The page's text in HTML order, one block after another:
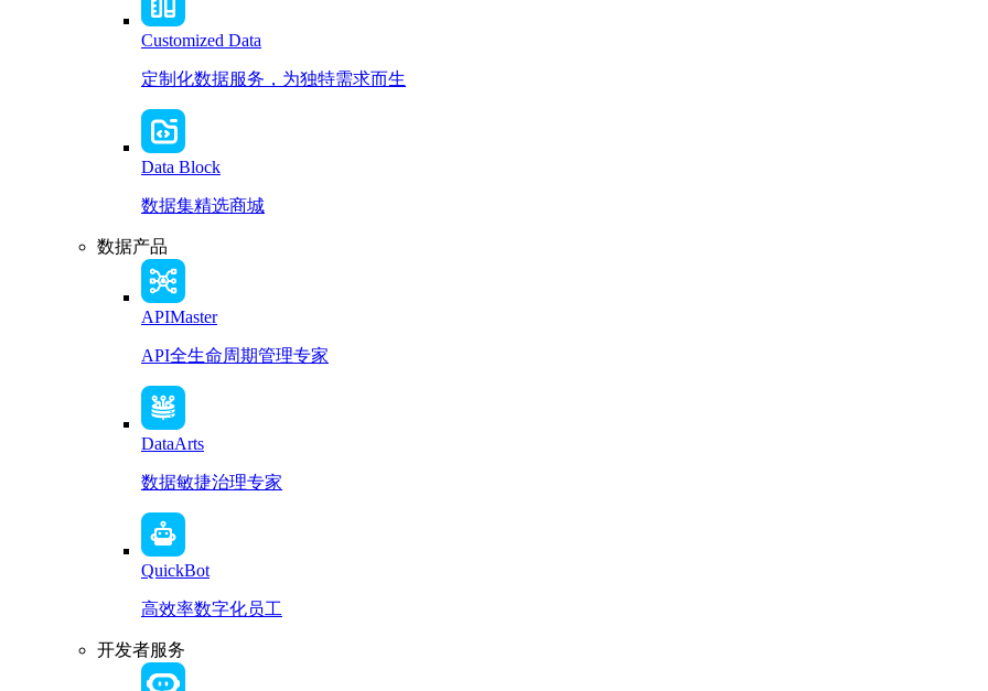
Customized Data
定制化数据服务，为独特需求而生
Data Block
数据集精选商城
数据产品
APIMaster
API全生命周期管理专家
DataArts
数据敏捷治理专家
QuickBot
高效率数字化员工
开发者服务